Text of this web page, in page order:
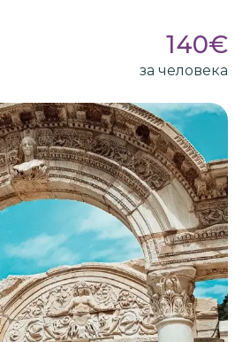
140€
за человека